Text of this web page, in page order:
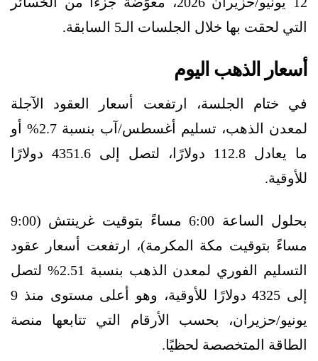
التي لحقت بها خلال الجلسات الـ5 السابقة.
أسعار الذهب اليوم
في ختام الجلسة، ارتفعت أسعار العقود الآجلة
لمعدن الذهب، تسليم أغسطس/آب بنسبة 2.7% أو
ما يعادل 112.8 دولارًا، لتصل إلى 4351.6 دولارًا
للأوقية.
بحلول الساعة 6:00 مساءً بتوقيت غرينتش (9:00
مساءً بتوقيت مكة المكرمة)، ارتفعت أسعار عقود
التسليم الفوري لمعدن الذهب بنسبة 2.51% لتصل
إلى 4325 دولارًا للأوقية، وهو أعلى مستوى منذ 9
يونيو/حزيران، بحسب الأرقام التي تتابعها منصة
الطاقة المتخصصة لحظيًا.